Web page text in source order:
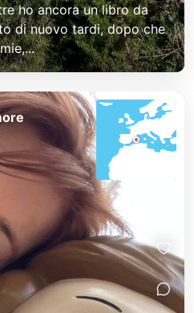
ho ancora un libro da
di nuovo tardi, dopo che